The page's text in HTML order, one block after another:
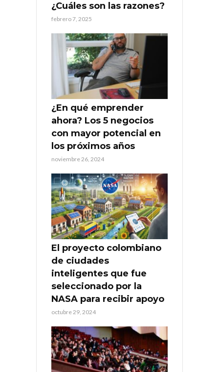
¿Cuáles son las razones?
febrero 7, 2025
¿En qué emprender
ahora? Los 5 negocios
con mayor potencial en
los próximos años
noviembre 26, 2024
El proyecto colombiano
de ciudades
inteligentes que fue
seleccionado por la
NASA para recibir apoyo
octubre 29, 2024